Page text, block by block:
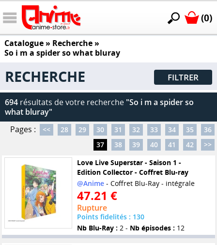
(0)
Catalogue» Recherche »
So i m a spider so what bluray
RECHERCHE FILTRER
694 résultats de votre recherche "So i m a spider so
what bluray"
Pages :
<< 28 29 30 31 32 33 34 35
36
37
38 39 40 41 42
>>
Love Live Superstar - Saison 1 -
Edition Collector - Coffret Blu-ray
@Anime- Coffret Blu-Ray - intégrale
47.21 €
Rupture
Points fidelités : 130
Nb Blu-Ray : 2 - Nb épisodes : 12